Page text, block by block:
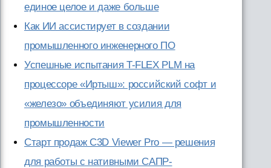
единое целое и даже больше
Как ИИ ассистирует в создании
промышленного инженерного ПО
Успешные испытания T-FLEX PLM на
процессоре «Иртыш»: российский софт и
«железо» объединяют усилия для
промышленности
Старт продаж C3D Viewer Pro — решения
для работы с нативными САПР-